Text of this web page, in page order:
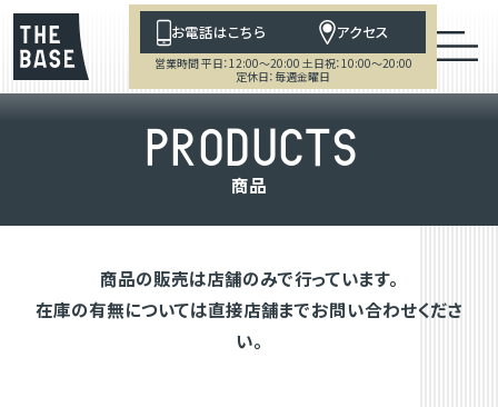
お電話はこちら アクセス
営業時間 平日：12:00～20:00 土日祝：10:00～20:00
定休日：毎週金曜日
PRODUCTS
商品
商品の販売は店舗のみで行っています。
在庫の有無については直接店舗までお問い合わせくださ
い。